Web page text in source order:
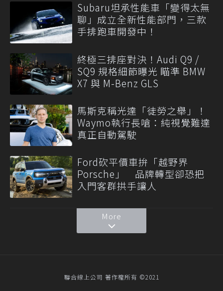
Subaru坦承性能車「變得太無
聊」成立全新性能部門，三款
手排跑車開發中！
終極三排座對決！Audi Q9 /
SQ9 規格細節曝光 瞄準 BMW
X7 與 M-Benz GLS
馬斯克稱光達「徒勞之舉」！
Waymo執行長嗆：純視覺難達
真正自動駕駛
Ford砍平價車拚「越野界
Porsche」 品牌轉型卻恐把
入門客群拱手讓人
More
聯合線上公司 著作權所有 ©2021